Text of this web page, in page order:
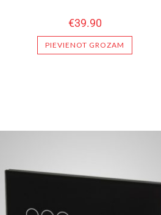
€39.90
PIEVIENOT GROZAM